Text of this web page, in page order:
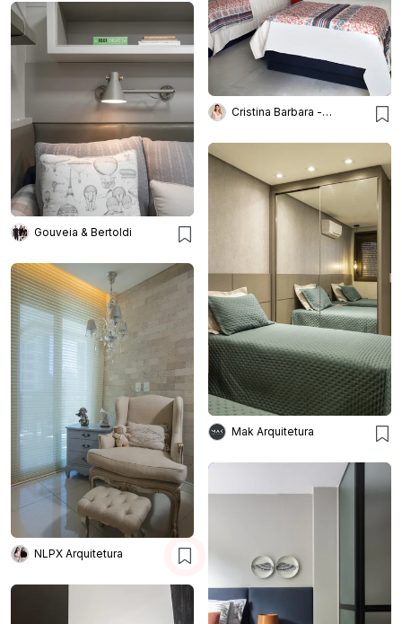
Cristina Barbara - Barbara e Purchio
Gouveia & Bertoldi
Mak Arquitetura
NLPX Arquitetura